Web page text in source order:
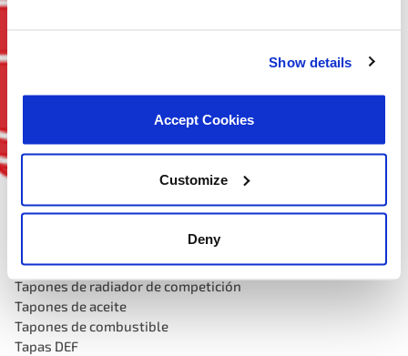
Show details
Accept Cookies
Customize
Deny
Tapón de combustible atado
Tapones de refrigerante
Tapones de radiador de competición
Tapones de aceite
Tapones de combustible
Tapas DEF